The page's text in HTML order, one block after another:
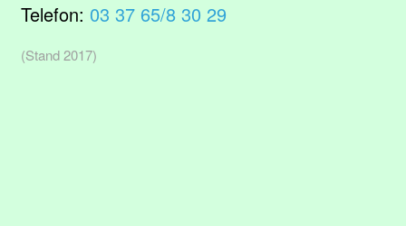
Telefon: 03 37 65/8 30 29
(Stand 2017)